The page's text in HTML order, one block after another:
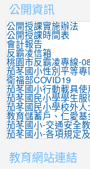
公開資訊
公開授課實施辦法
公開授課時間表
會計報告
反霸凌信箱
桃園市反霸凌專線-
茄苳國小性別平等專
衛福部COVID19
茄苳國小行動載具使
茄苳國民小學學生服
茄苳國民小學校外
教育儲蓄戶、仁愛基
茄苳國小-交通安全
茄苳國小-各項規定
教育網站連結